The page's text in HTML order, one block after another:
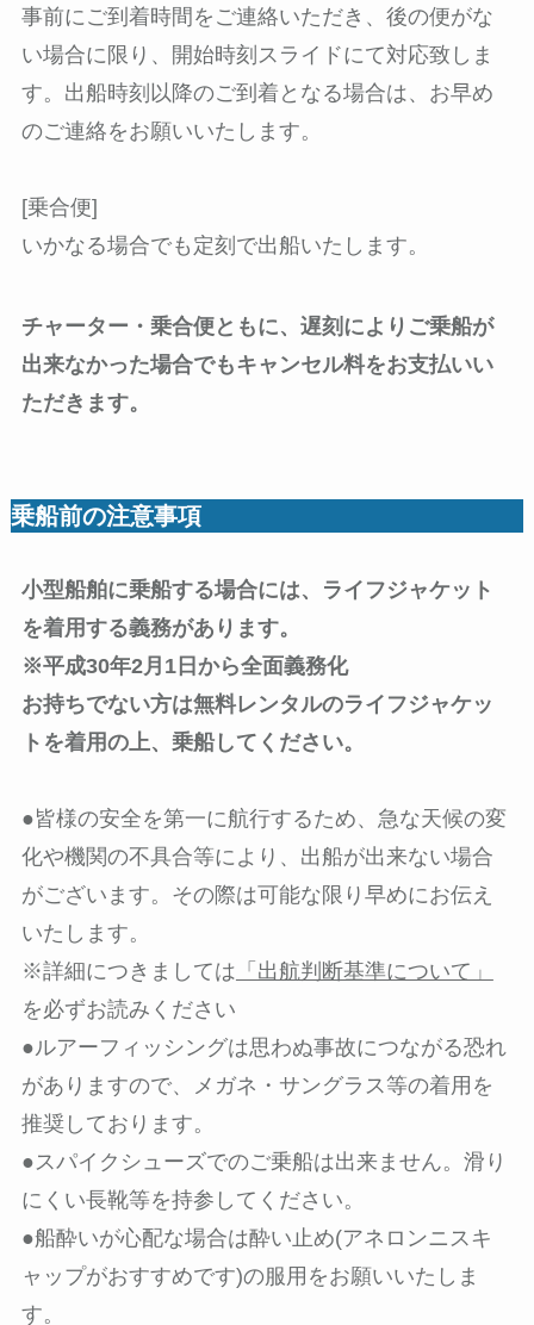
事前にご到着時間をご連絡いただき、後の便がな
い場合に限り、開始時刻スライドにて対応致しま
す。出船時刻以降のご到着となる場合は、お早め
のご連絡をお願いいたします。
[乗合便]
いかなる場合でも定刻で出船いたします。
チャーター・乗合便ともに、遅刻によりご乗船が
出来なかった場合でもキャンセル料をお支払いい
ただきます。
乗船前の注意事項
小型船舶に乗船する場合には、ライフジャケット
を着用する義務があります。
※平成30年2月1日から全面義務化
お持ちでない方は無料レンタルのライフジャケッ
トを着用の上、乗船してください。
●皆様の安全を第一に航行するため、急な天候の変
化や機関の不具合等により、出船が出来ない場合
がございます。その際は可能な限り早めにお伝え
いたします。
※詳細につきましては 「出航判断基準について」
を必ずお読みください
●ルアーフィッシングは思わぬ事故につながる恐れ
がありますので、メガネ・サングラス等の着用を
推奨しております。
●スパイクシューズでのご乗船は出来ません。滑り
にくい長靴等を持参してください。
●船酔いが心配な場合は酔い止め(アネロンニスキ
ャップがおすすめです)の服用をお願いいたしま
す。